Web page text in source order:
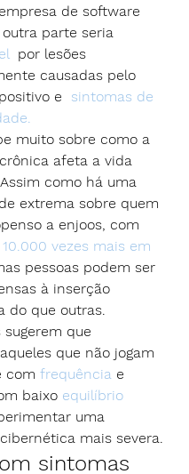
de software
outra parte seria
  por lesões
causadas pelo
e sintomas de
muito sobre como a
afeta a vida
como há uma
extrema sobre quem
a enjoos, com
10.000 vezes mais em
pessoas podem ser
à inserção
do que outras.
sugerem que
que não jogam
com frequência e
baixo equilíbrio
uma
mais severa.
sintomas